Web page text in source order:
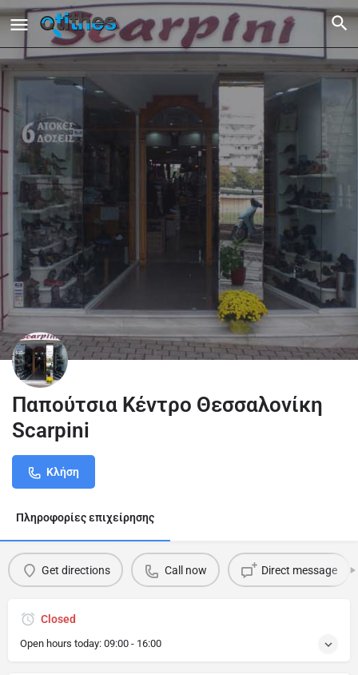
Παπούτσια Κέντρο Θεσσαλονίκη
Scarpini
Κλήση
Πληροφορίες επιχείρησης
Get directions Call now Direct message
Closed
Open hours today: 09:00 - 16:00